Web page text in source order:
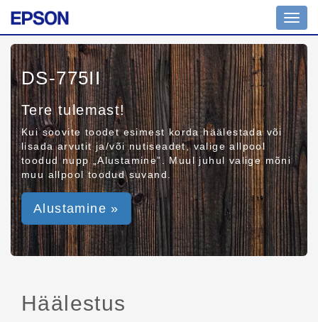
DS-775II
Tere tulemast!
Kui soovite toodet esimest korda häälestada või
lisada arvutit ja/või nutiseadet, valige allpool
toodud nupp „Alustamine”. Muul juhul valige mõni
muu allpool toodud suvand.
Alustamine »
Häälestus